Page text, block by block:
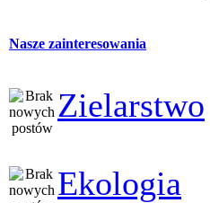
Nasze zainteresowania
Zielarstwo
Ekologia